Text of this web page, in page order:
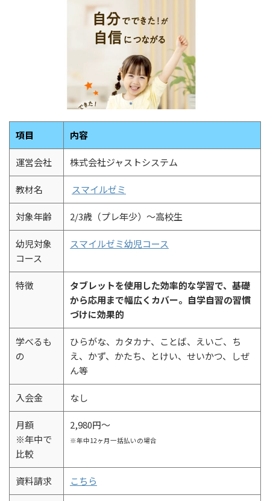
項目 内容
運営会社 株式会社ジャストシステム
教材名 スマイルゼミ
対象年齢 2/3歳（プレ年少）～高校生
幼児対象
コース
スマイルゼミ幼児コース
特徴
タブレットを使用した効率的な学習で、基礎
から応用まで幅広くカバー。自学自習の習慣
づけに効果的
学べるも
の
ひらがな、カタカナ、ことば、えいご、ち
え、かず、かたち、とけい、せいかつ、しぜ
ん等
入会金 なし
月額
※年中で
比較
2,980円～
※年中12ヶ月一括払いの場合
資料請求 こちら